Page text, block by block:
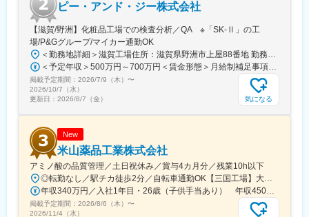
ピー・アンド・ジー株式会社
【滋賀/野洲】化粧品工場での検査分析／QA ※「SK-Ⅱ」の工
場/P&Gグループ/マイカー通勤OK
＜勤務地詳細＞滋賀工場住所：滋賀県野洲市上屋88番地 勤務地最寄駅：JR線／野洲駅受動喫煙対策：敷地内喫煙可能場所あり変更の範囲：無
＜予定年収＞500万円～700万円＜賃金形態＞月給制補足事項なし＜賃金内訳＞月額（基本給）：212,150円～280,000円＜月給＞212,150円～280,000円＜昇給有無＞有＜残業手当＞有＜給与補足＞※月次20時間分の所定外労働手当が発生した際の年収賃金はあくまでも目安の金額であり、選考を通じて上下する可能性があります。月給(月額)は固定手当を含めた表記です。
掲載予定期間： 2026/7/9（木） 〜
2026/10/7（水）
更新日： 2026/8/7（金） 気になる
New
米山薬品工業株式会社
アミノ酸の品質管理／土日祝休み／賞与4カ月分／残業10h以下
◎転勤なし／駅チカ徒歩2分／自転車通勤OK【三国工場】大阪府大阪市淀川区新高3-4-30※阪急宝塚線「三国」駅南出口から徒歩2分※阪急電鉄神戸本線「神崎川駅」から徒歩13分※マイカー・バイク通勤は不可です※受動喫煙対策：分煙（喫煙スペースあり）
年収340万円／入社1年目・26歳（子供手当あり） 年収450万円／入社2年目・37歳（子供手当あり）
掲載予定期間： 2026/8/6（木） 〜
2026/11/4（水）